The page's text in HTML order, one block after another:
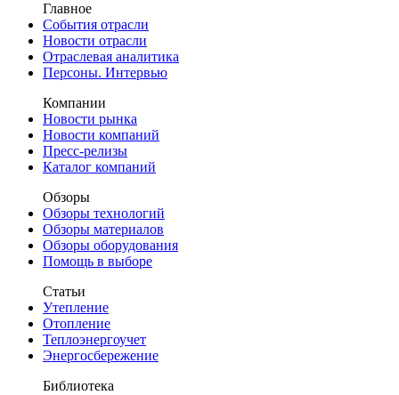
Главное
События отрасли
Новости отрасли
Отраслевая аналитика
Персоны. Интервью
Компании
Новости рынка
Новости компаний
Пресс-релизы
Каталог компаний
Обзоры
Обзоры технологий
Обзоры материалов
Обзоры оборудования
Помощь в выборе
Статьи
Утепление
Отопление
Теплоэнергоучет
Энергосбережение
Библиотека